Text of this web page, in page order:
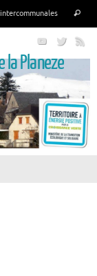
Planeze